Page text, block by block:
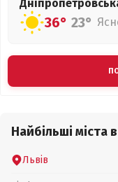
36° 23°
Найбільші міста в
Львів